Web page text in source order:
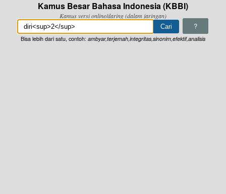
Kamus Besar Bahasa Indonesia (KBBI)
Kamus versi online/daring (dalam jaringan)
?
Bisa lebih dari satu, contoh: ambyar,terjemah,integritas,sinonim,efektif,analisis